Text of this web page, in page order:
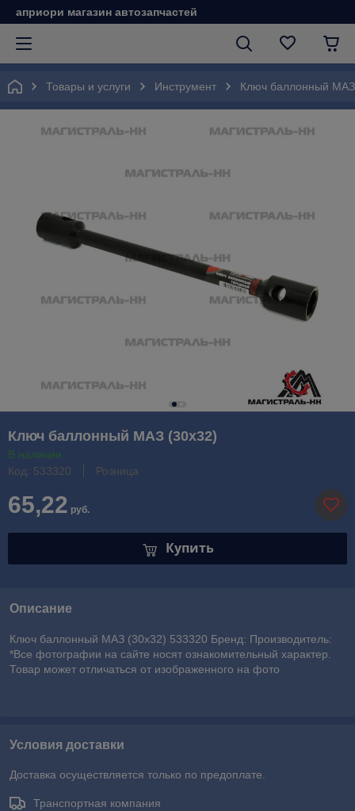
априори магазин автозапчастей
Товары и услуги Инструмент Ключ баллонный
Ключ баллонный МАЗ (30х32)
В наличии
Код: 533320
Розница
65,22 руб.
Купить
Описание
Ключ баллонный МАЗ (30х32) 533320 Бренд: Производитель:
*Все фотографии на сайте носят ознакомительный характер.
Товар может отличаться от изображенного на фото
Условия доставки
Доставка осуществляется только по предоплате.
Транспортная компания